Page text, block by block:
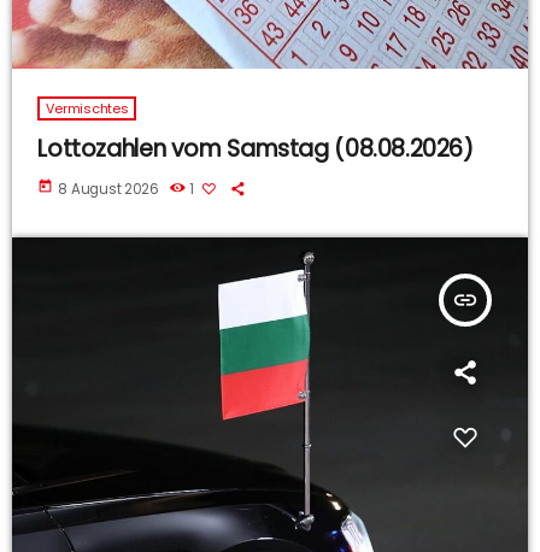
Vermischtes
Lottozahlen vom Samstag (08.08.2026)
today 8 August 2026 1
insert_link